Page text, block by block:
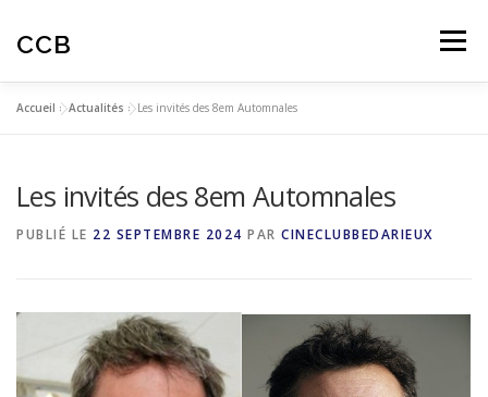
contenu
CCB Menu
ARTICLES AVIS SPECTATEURS
Accueil »Actualités »Les invités des 8em Automnales
Les invités des 8em Automnales
PUBLIÉ LE 22 SEPTEMBRE 2024 PAR CINECLUBBEDARIEUX